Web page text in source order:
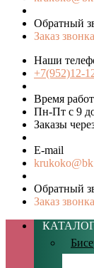
Обратный
Заказ звонка
Наши
+7(952)12-
Время
Пн-Пт с 9
Заказы
E-mail
Обратный
Заказ звонка